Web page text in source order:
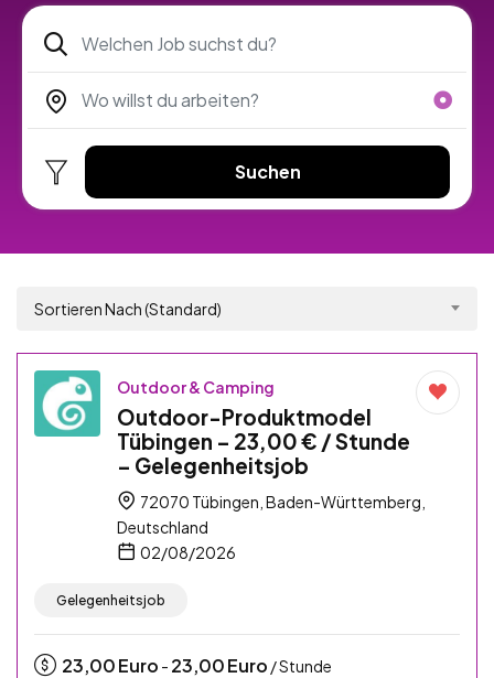
Suchen
Sortieren Nach (Standard)
Outdoor & Camping
Outdoor-Produktmodel
Tübingen – 23,00 € / Stunde
– Gelegenheitsjob
72070 Tübingen, Baden-Württemberg,
Deutschland
02/08/2026
Gelegenheitsjob
23,00Euro - 23,00Euro / Stunde